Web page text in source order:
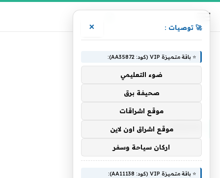
ARGENS
🚀 توصيات : ×
⭐ باقة متميزة VIP (كود: AA35872):
ضوء التعليمي
صحيفة برق
موقع اشراقات
موقع اشراق اون لاين
اركان سياحة وسفر
⭐ باقة متميزة VIP (كود: AA11138):